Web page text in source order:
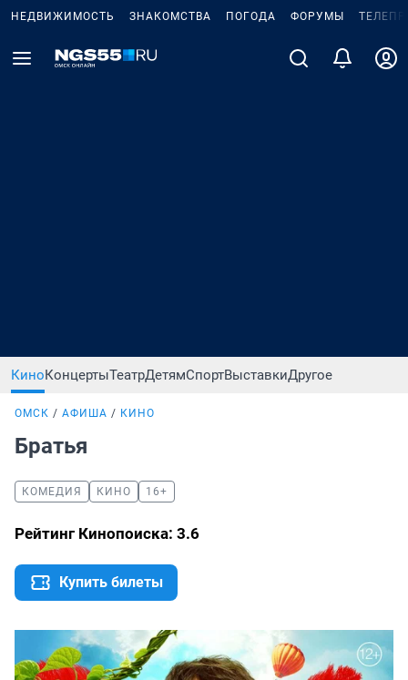
НЕДВИЖИМОСТЬ ЗНАКОМСТВА ПОГОДА ФОРУМЫ
КиноКонцертыТеатрДетямСпортВыставкиДругое
ОМСК АФИША КИНО
Братья
КОМЕДИЯ КИНО 16+
Рейтинг Кинопоиска: 3.6
Купить билеты